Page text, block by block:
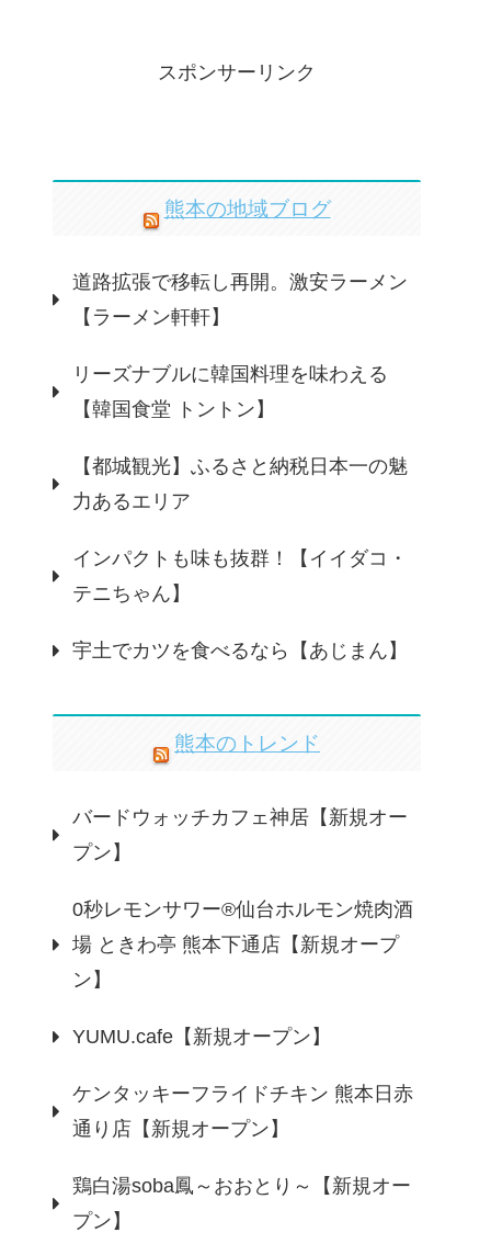
スポンサーリンク
熊本の地域ブログ
道路拡張で移転し再開。激安ラーメン
【ラーメン軒軒】
リーズナブルに韓国料理を味わえる
【韓国食堂 トントン】
【都城観光】ふるさと納税日本一の魅
力あるエリア
インパクトも味も抜群！【イイダコ・
テニちゃん】
宇土でカツを食べるなら【あじまん】
熊本のトレンド
バードウォッチカフェ神居【新規オー
プン】
0秒レモンサワー®仙台ホルモン焼肉酒
場 ときわ亭 熊本下通店【新規オープ
ン】
YUMU.cafe【新規オープン】
ケンタッキーフライドチキン 熊本日赤
通り店【新規オープン】
鶏白湯soba鳳～おおとり～【新規オー
プン】